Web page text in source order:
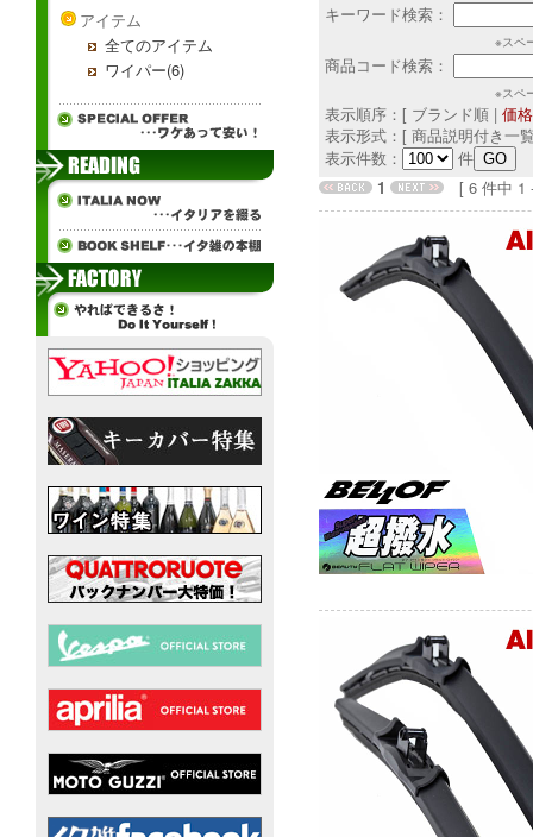
アイテム
全てのアイテム
ワイパー(6)
キーワード検索：
※スペ
商品コード検索：
※スペ
表示順序：[ ブランド順 | 価
表示形式：[ 商品説明付き一
表示件数：
件
1
[ 6 件中 1